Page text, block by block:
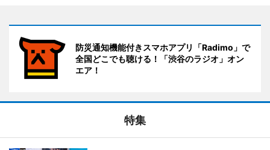
防災通知機能付きスマホアプリ「Radimo」で
全国どこでも聴ける！「渋谷のラジオ」オン
エア！
特集